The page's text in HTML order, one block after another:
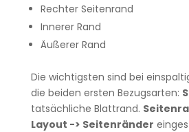
Rechter Seitenrand
Innerer Rand
Äußerer Rand
Die wichtigsten sind bei
die beiden ersten Bezugsarten:
tatsächliche Blattrand.
Layout -> Seitenränder